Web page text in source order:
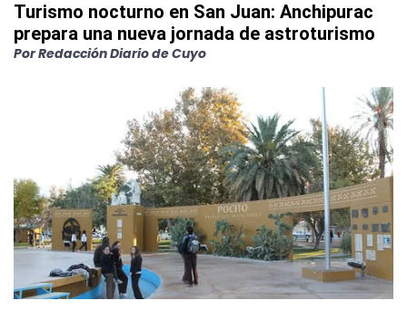
Turismo nocturno en San Juan: Anchipurac
prepara una nueva jornada de astroturismo
PorRedacción Diario de Cuyo